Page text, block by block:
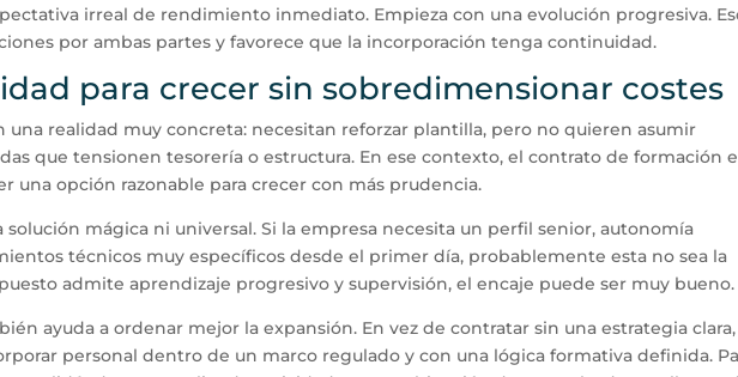
irreal de rendimiento inmediato. Empieza con una evolución progresiva.
por ambas partes y favorece que la incorporación tenga continuidad.
para crecer sin sobredimensionar costes
una realidad muy concreta: necesitan reforzar plantilla, pero no quieren asumir
que tensionen tesorería o estructura. En ese contexto, el contrato de formación
una opción razonable para crecer con más prudencia.
solución mágica ni universal. Si la empresa necesita un perfil senior, autonomía
técnicos muy específicos desde el primer día, probablemente esta no sea la
admite aprendizaje progresivo y supervisión, el encaje puede ser muy bueno.
ayuda a ordenar mejor la expansión. En vez de contratar sin una estrategia
personal dentro de un marco regulado y con una lógica formativa definida.